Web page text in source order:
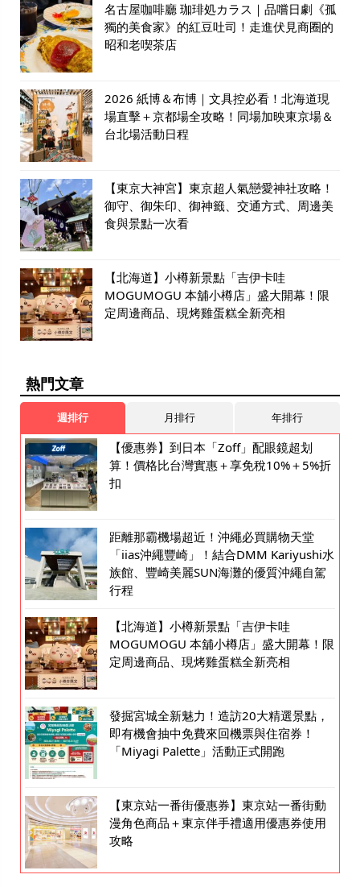
名古屋咖啡廳 珈琲処カラス｜品嚐日劇《孤
獨的美食家》的紅豆吐司！走進伏見商圈的
昭和老喫茶店
2026 紙博＆布博｜文具控必看！北海道現
場直擊＋京都場全攻略！同場加映東京場＆
台北場活動日程
【東京大神宮】東京超人氣戀愛神社攻略！
御守、御朱印、御神籤、交通方式、周邊美
食與景點一次看
【北海道】小樽新景點「吉伊卡哇
MOGUMOGU 本舖小樽店」盛大開幕！限
定周邊商品、現烤雞蛋糕全新亮相
熱門文章
週排行 月排行 年排行
【優惠券】到日本「Zoff」配眼鏡超划
算！價格比台灣實惠＋享免稅10%＋5%折
扣
距離那霸機場超近！沖繩必買購物天堂
「iias沖繩豐崎」！結合DMM Kariyushi水
族館、豐崎美麗SUN海灘的優質沖繩自駕
行程
【北海道】小樽新景點「吉伊卡哇
MOGUMOGU 本舖小樽店」盛大開幕！限
定周邊商品、現烤雞蛋糕全新亮相
發掘宮城全新魅力！造訪20大精選景點，
即有機會抽中免費來回機票與住宿券！
「Miyagi Palette」活動正式開跑
【東京站一番街優惠券】東京站一番街動
漫角色商品＋東京伴手禮適用優惠券使用
攻略